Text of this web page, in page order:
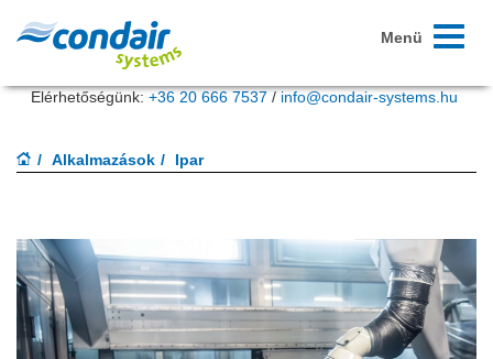
Menü
Elérhetőségünk: +36 20 666 7537 / info@condair-systems.hu
Alkalmazások Ipar